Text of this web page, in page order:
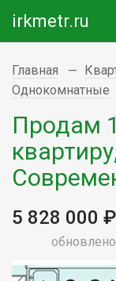
irkmetr.ru
Главная
Однокомнатные
Продам
5 828 000 ₽